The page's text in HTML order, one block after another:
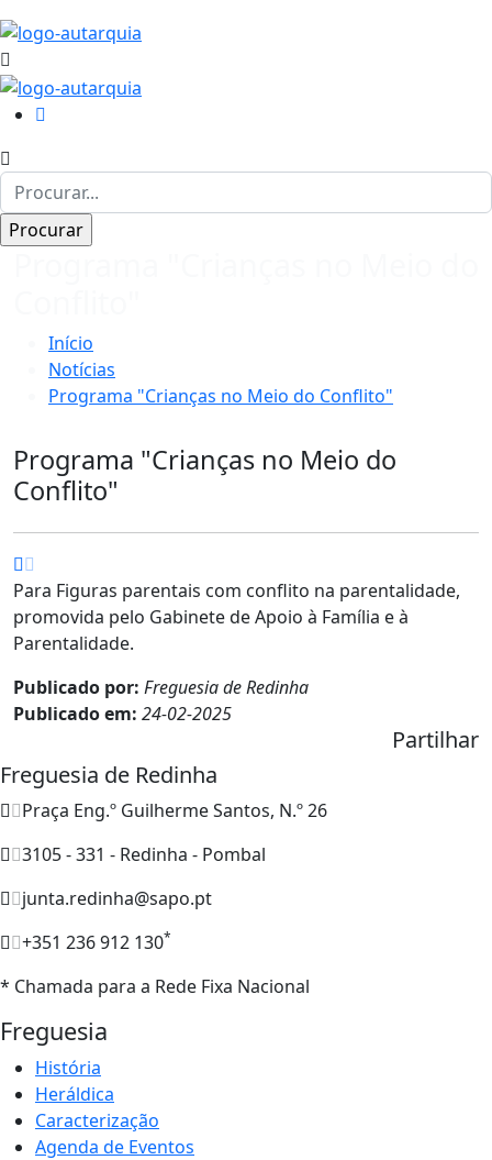
Início
Notícias
Programa "Crianças no Meio do Conflito"
Programa "Crianças no Meio do
Conflito"
Para Figuras parentais com conflito na parentalidade,
promovida pelo Gabinete de Apoio à Família e à
Parentalidade.
Publicado por: Freguesia de Redinha
Publicado em: 24-02-2025
Partilhar
Freguesia de Redinha
Praça Eng.º Guilherme Santos, N.º 26
3105 - 331 - Redinha - Pombal
junta.redinha@sapo.pt
+351 236 912 130*
* Chamada para a Rede Fixa Nacional
Freguesia
História
Heráldica
Caracterização
Agenda de Eventos